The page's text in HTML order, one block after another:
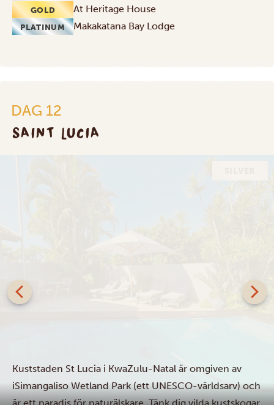
GOLD At Heritage House
PLATINUM Makakatana Bay Lodge
DAG 12
SAINT LUCIA
Kuststaden St Lucia i KwaZulu-Natal är omgiven av
iSimangaliso Wetland Park (ett UNESCO-världsarv) och